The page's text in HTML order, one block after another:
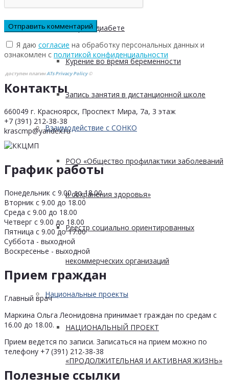
Мифы о диабете
Курение во время беременности
Запись занятия в дистанционной школе
Взаимодействие с СОНКО
РОО «Общество профилактики заболеваний
и сохранения здоровья»
Реестр социально ориентированных
некоммерческих организаций
Национальные проекты
НАЦИОНАЛЬНЫЙ ПРОЕКТ
«ПРОДОЛЖИТЕЛЬНАЯ И АКТИВНАЯ ЖИЗНЬ»
Я даю согласие на обработку персональных данных и
ознакомлен с политикой конфиденциальности
доступен плагинATs Privacy Policy©
Контакты
660049 г. Красноярск, Проспект Мира, 7а, 3 этаж
+7 (391) 212-38-38
krascmp@yandex.ru
График работы
Понедельник с 9.00 до 18.00
Вторник с 9.00 до 18.00
Среда с 9.00 до 18.00
Четверг с 9.00 до 18.00
Пятница с 9.00 до 17.00
Суббота - выходной
Воскресенье - выходной
Прием граждан
Главный врач
Маркина Ольга Леонидовна принимает граждан по средам с
16.00 до 18.00.
Прием ведется по записи. Записаться на прием можно по
телефону +7 (391) 212-38-38
Полезные ссылки